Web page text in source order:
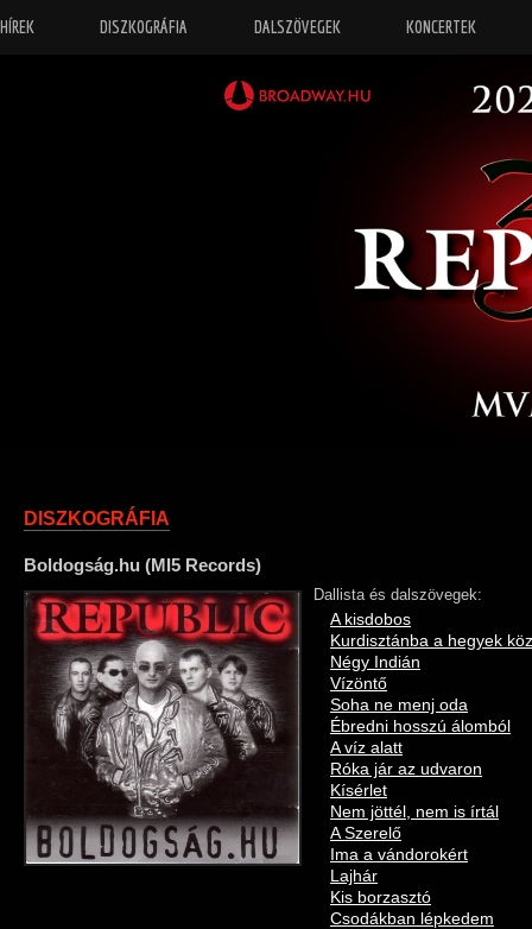
DISZKOGRÁFIA
Boldogság.hu (MI5 Records)
Dallista és dalszövegek:
A kisdobos
Kurdisztánba a hegyek
Négy Indián
Vízöntő
Soha ne menj oda
Ébredni hosszú álomból
A víz alatt
Róka jár az udvaron
Kísérlet
Nem jöttél, nem is írtál
A Szerelő
Ima a vándorokért
Lajhár
Kis borzasztó
Csodákban lépkedem
HÍREK DISZKOGRÁFIA DALSZÖVEGEK KONCERTEK